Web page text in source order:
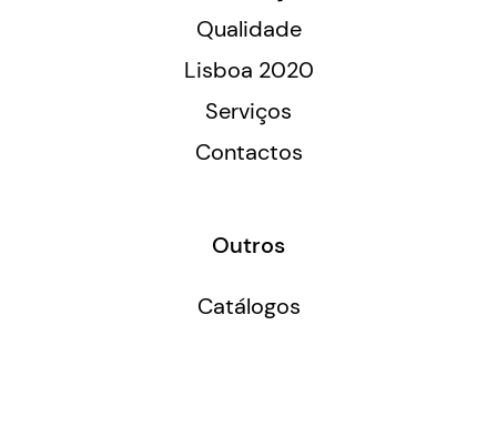
Qualidade
Lisboa 2020
Serviços
Contactos
Outros
Catálogos